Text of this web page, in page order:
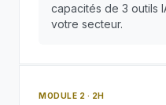
capacités de 3 outils
votre secteur.
MODULE 2 · 2H